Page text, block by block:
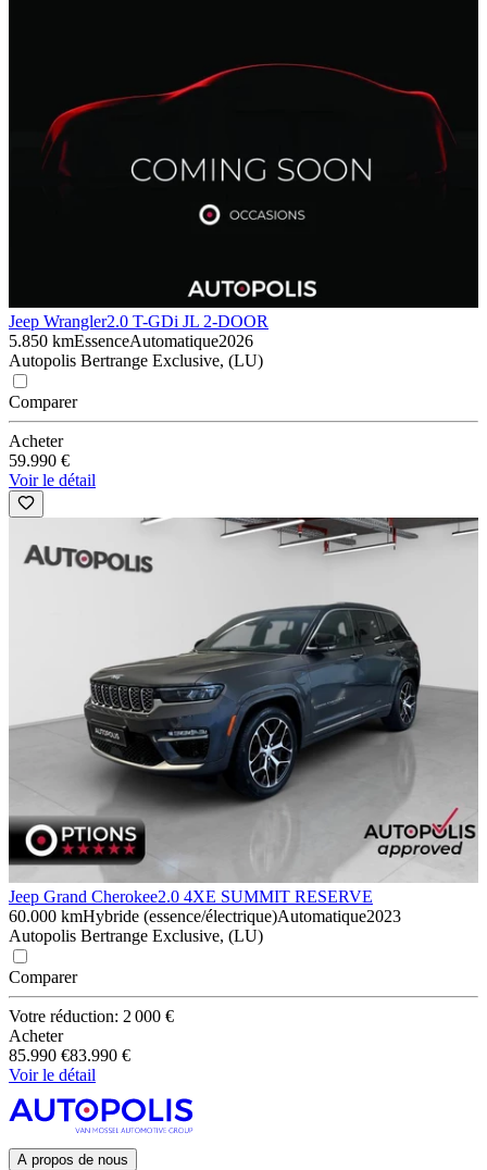
Jeep Wrangler2.0 T-GDi JL 2-DOOR
5.850 kmEssenceAutomatique2026
Autopolis Bertrange Exclusive, (LU)
Comparer
Acheter
59.990 €
Voir le détail
Jeep Grand Cherokee2.0 4XE SUMMIT RESERVE
60.000 kmHybride (essence/électrique)Automatique2023
Autopolis Bertrange Exclusive, (LU)
Comparer
Votre réduction: 2 000 €
Acheter
85.990 €83.990 €
Voir le détail
A propos de nous